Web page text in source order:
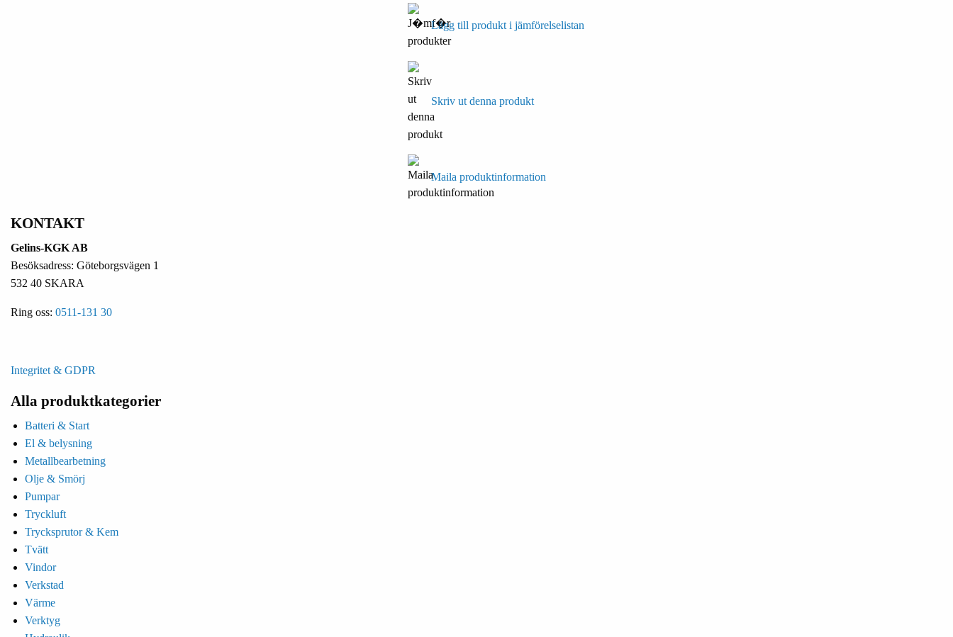
Lägg till produkt i jämförelselistan
Skriv ut denna produkt
Maila produktinformation
KONTAKT
Gelins-KGK AB
Besöksadress: Göteborgsvägen 1
532 40 SKARA
Ring oss: 0511-131 30
Integritet & GDPR
Alla produktkategorier
Batteri & Start
El & belysning
Metallbearbetning
Olje & Smörj
Pumpar
Tryckluft
Trycksprutor & Kem
Tvätt
Vindor
Verkstad
Värme
Verktyg